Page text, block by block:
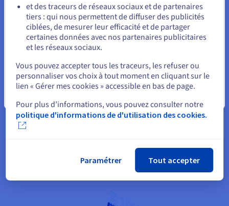
Vous bénéficiez actuellement d'unhébergement web
OVHcloud pour votre activité, mais celle-ci nécessite plus de
ressources afin de faire face à un pic de trafic imprévu ?
L'option Boost vous permet de passer votre
Hébergement
Performanceau niveau supérieur de manière temporaire.
Pas besoin de payer un abonnement supplémentaire de 12
mois !
Rester sur le site actuel
Sélectionner un autre site web
et des traceurs de réseaux sociaux et de partenaires
tiers : qui nous permettent de diffuser des publicités
ciblées, de mesurer leur efficacité et de partager
certaines données avec nos partenaires publicitaires
et les réseaux sociaux.
Vous pouvez accepter tous les traceurs, les refuser ou
personnaliser vos choix à tout moment en cliquant sur le
lien « Gérer mes cookies » accessible en bas de page.
Pour plus d’informations, vous pouvez consulter notre
politique d'informations de d'utilisation des cookies.
Paramétrer Tout accepter